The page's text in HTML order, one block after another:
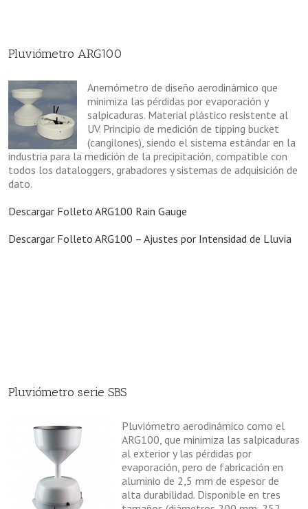
Pluviómetro ARG100
Anemómetro de diseño aerodinámico que
minimiza las pérdidas por evaporación y
salpicaduras. Material plástico resistente al
UV. Principio de medición de tipping bucket
(cangilones), siendo el sistema estándar en la
industria para la medición de la precipitación, compatible con
todos los dataloggers, grabadores y sistemas de adquisición de
dato.
Descargar Folleto ARG100 Rain Gauge
Descargar Folleto ARG100 – Ajustes por Intensidad de Lluvia
Pluviómetro serie SBS
Pluviómetro aerodinámico como el
ARG100, que minimiza las salpicaduras
al exterior y las pérdidas por
evaporación, pero de fabricación en
aluminio de 2,5 mm de espesor de
alta durabilidad. Disponible en tres